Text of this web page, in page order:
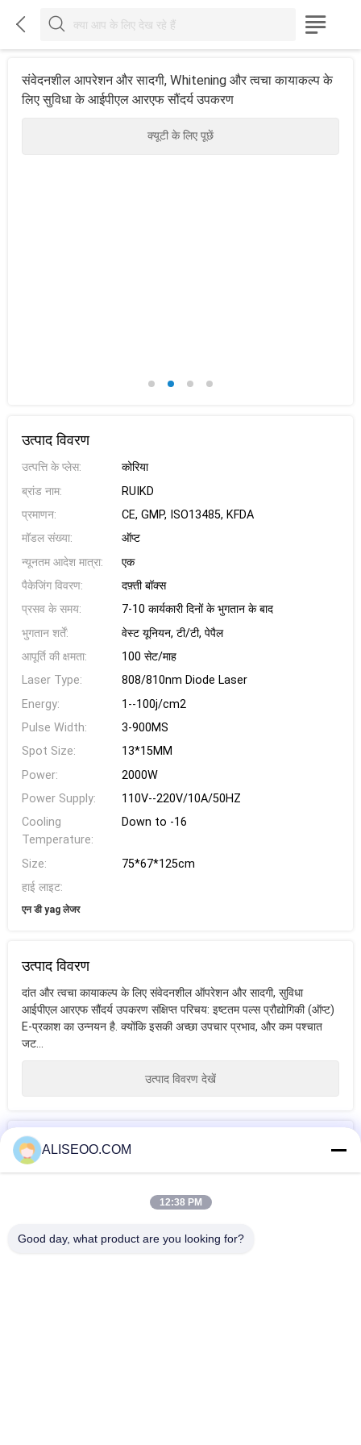
  
संवेदनशील आपरेशन और सादगी, Whitening और त्वचा कायाकल्प के
लिए सुविधा के आईपीएल आरएफ सौंदर्य उपकरण
क्यूटी के लिए पूछें
उत्पाद विवरण
उत्पत्ति के प्लेस:
कोरिया
ब्रांड नाम:
RUIKD
प्रमाणन:
CE, GMP, ISO13485, KFDA
मॉडल संख्या:
ऑप्ट
न्यूनतम आदेश मात्रा:
एक
पैकेजिंग विवरण:
दफ़्ती बॉक्स
प्रसव के समय:
7-10 कार्यकारी दिनों के भुगतान के बाद
भुगतान शर्तें:
वेस्ट यूनियन, टी/टी, पेपैल
आपूर्ति की क्षमता:
100 सेट/माह
Laser Type:
808/810nm Diode Laser
Energy:
1--100j/cm2
Pulse Width:
3-900MS
Spot Size:
13*15MM
Power:
2000W
Power Supply:
110V--220V/10A/50HZ
Cooling
Temperature:
Down to -16
Size:
75*67*125cm
हाई लाइट:
एन डी yag लेजर
उत्पाद विवरण
दांत और त्वचा कायाकल्प के लिए संवेदनशील ऑपरेशन और सादगी, सुविधा
आईपीएल आरएफ सौंदर्य उपकरण संक्षिप्त परिचय: इष्टतम पल्स प्रौद्योगिकी (ऑप्ट)
E-प्रकाश का उन्नयन है. क्योंकि इसकी अच्छा उपचार प्रभाव, और कम पश्चात
जट...
उत्पाद विवरण देखें
टैग
और आईपीएल आरएफ सौंदर्य उपकरण
ALISEOO.COM
12:38 PM
Good day, what product are you looking for?